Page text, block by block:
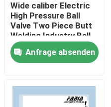
Wide caliber Electric
High Pressure Ball
Valve Two Piece Butt
Welding Industry Ball
Valve
Anfrage absenden